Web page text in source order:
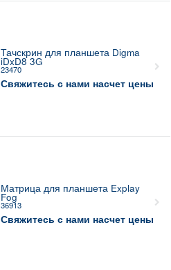
Тачскрин для планшета Digma
iDxD8 3G
23470
Свяжитесь с нами насчет цены
Матрица для планшета Explay
Fog
36913
Свяжитесь с нами насчет цены